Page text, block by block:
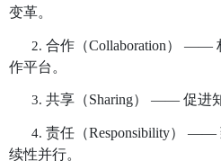
技突破和产业升级。
二、 核心价值观
未来科技创新中心始终